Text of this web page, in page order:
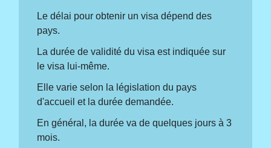
Le délai pour obtenir un visa dépend des
pays.
La durée de validité du visa est indiquée sur
le visa lui-même.
Elle varie selon la législation du pays
d'accueil et la durée demandée.
En général, la durée va de quelques jours à 3
mois.